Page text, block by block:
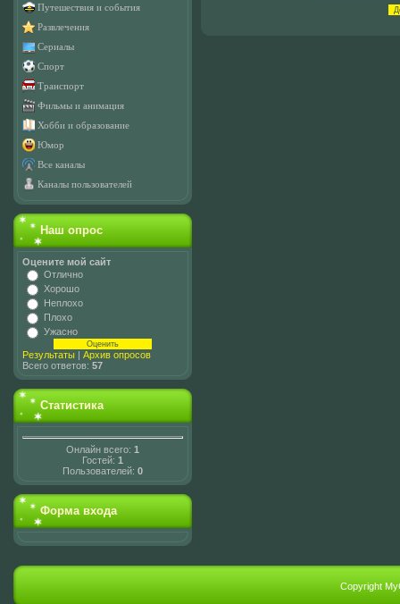
Путешествия и события
Развлечения
Сериалы
Спорт
Транспорт
Фильмы и анимация
Хобби и образование
Юмор
Все каналы
Каналы пользователей
Наш опрос
Оцените мой сайт
Отлично
Хорошо
Неплохо
Плохо
Ужасно
Результаты | Архив опросов
Всего ответов: 57
Статистика
Онлайн всего: 1
Гостей: 1
Пользователей: 0
Форма входа
Copyright